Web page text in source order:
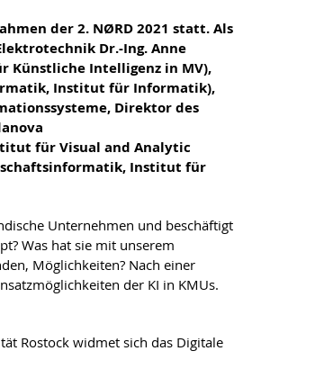
der 2. NØRD 2021 statt. Als
Dr.-Ing. Anne
Intelligenz in MV),
Institut für Informatik),
Direktor des
für Visual and Analytic
Institut für
Unternehmen und beschäftigt
Was hat sie mit unserem
Möglichkeiten? Nach einer
der KI in KMUs.
Rostock widmet sich das Digitale